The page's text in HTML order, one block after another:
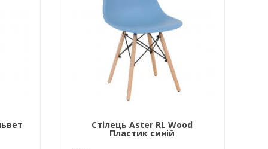
Стілець Aster RL Wood
Пластик синій